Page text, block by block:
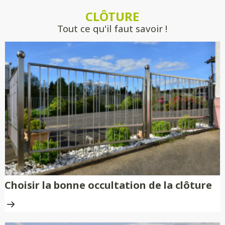
engagement.CLÔTURE
Tout ce qu'il faut savoir !
Choisir la bonne occultation de la clôture